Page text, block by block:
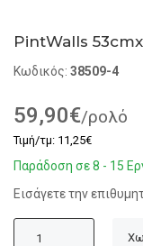
PintWalls
Κωδικός: 38509-4
59,90€/ρολό
Τιμή/τμ: 11,25€
Παράδοση σε 8 - 15
Εισάγετε την